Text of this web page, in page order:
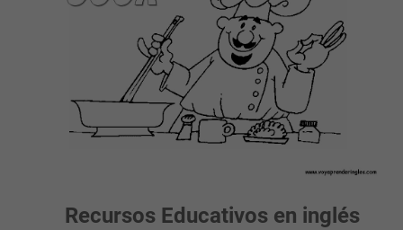
Recursos Educativos en inglés